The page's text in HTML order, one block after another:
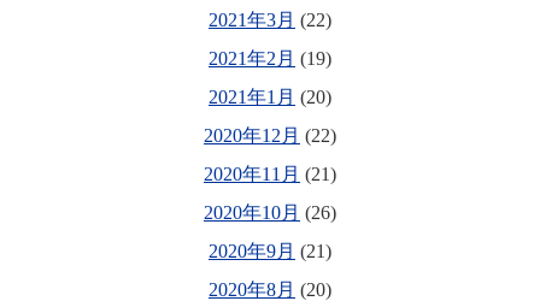
2021年3月 (22)
2021年2月 (19)
2021年1月 (20)
2020年12月 (22)
2020年11月 (21)
2020年10月 (26)
2020年9月 (21)
2020年8月 (20)